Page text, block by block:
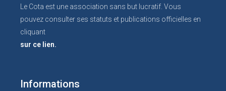
Le Cota est une association sans but lucratif. Vous
pouvez consulter ses statuts et publications officielles en
cliquant
sur ce lien.
Informations